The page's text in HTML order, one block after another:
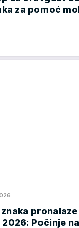
za pomoć
Počinje